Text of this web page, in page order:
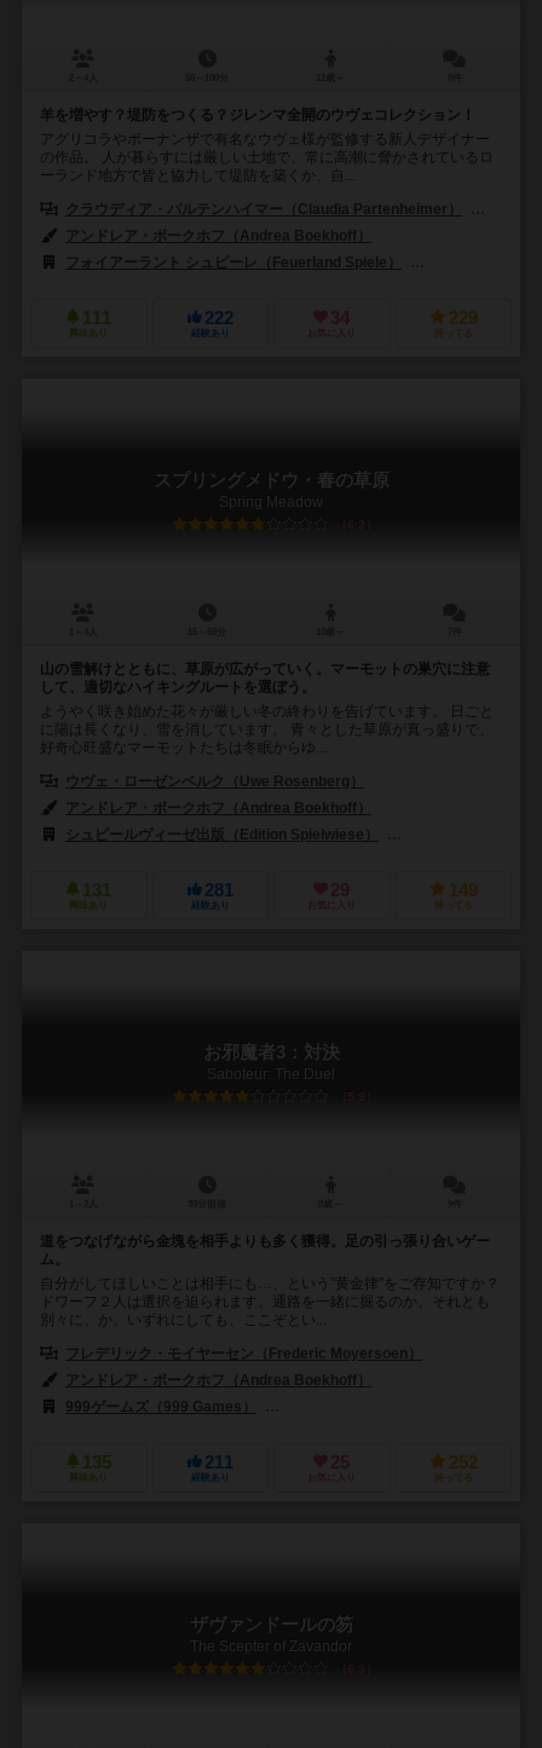
羊を増やす？堤防をつくる？ジレンマ全開のウヴェコレクション！
アグリコラやボーナンザで有名なウヴェ様が監修する新人デザイナー
の作品。 人が暮らすには厳しい土地で、常に高潮に脅かされているロ
ーランド地方で皆と協力して堤防を築くか、自...
クラウディア・パルテンハイマー（Claudia Partenheimer）
アンドレア・ボークホフ（Andrea Boekhoff）
フォイアーラント シュピーレ（Feuerland Spiele）
111
興味あり
222
経験あり
34
お気に入り
229
持ってる
スプリングメドウ・春の草原
Spring Meadow
6.2
山の雪解けとともに、草原が広がっていく。マーモットの巣穴に注意
して、適切なハイキングルートを選ぼう。
ようやく咲き始めた花々が厳しい冬の終わりを告げています。 日ごと
に陽は長くなり、雪を消しています。 青々とした草原が真っ盛りで、
好奇心旺盛なマーモットたちは冬眠からゆ...
ウヴェ・ローゼンベルク（Uwe Rosenberg）
アンドレア・ボークホフ（Andrea Boekhoff）
シュピールヴィーゼ出版（Edition Spielwiese）
131
興味あり
281
経験あり
29
お気に入り
149
持ってる
お邪魔者3：対決
Saboteur: The Duel
5.9
道をつなげながら金塊を相手よりも多く獲得。足の引っ張り合いゲー
ム。
自分がしてほしいことは相手にも…、という”黄金律”をご存知ですか？
ドワーフ２人は選択を迫られます。通路を一緒に掘るのか、それとも
別々に、か。いずれにしても、ここぞとい...
フレデリック・モイヤーセン（Frederic Moyersoen）
アンドレア・ボークホフ（Andrea Boekhoff）
999ゲームズ（999 Games）
135
興味あり
211
経験あり
25
お気に入り
252
持ってる
ザヴァンドールの笏
The Scepter of Zavandor
6.3